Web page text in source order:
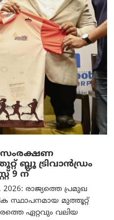
ബ്ലൂ ട്രിവാൻഡ്രം
9 ന്
രാജ്യത്തെ പ്രമുഖ
സ്ഥാപനമായ മുത്തൂറ്റ്
ഏറ്റവും വലിയ